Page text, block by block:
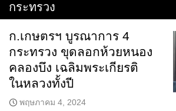
แวดวงเกษตร
ใคร ทำอะไร ที่ไหน
สถานีข่าววันนี้
กระทรวง
ก.เกษตรฯ บูรณาการ 4
กระทรวง ขุดลอกห้วยหนอง
คลองบึง เฉลิมพระเกียรติ
ในหลวงทั้งปี
พฤษภาคม 4, 2024